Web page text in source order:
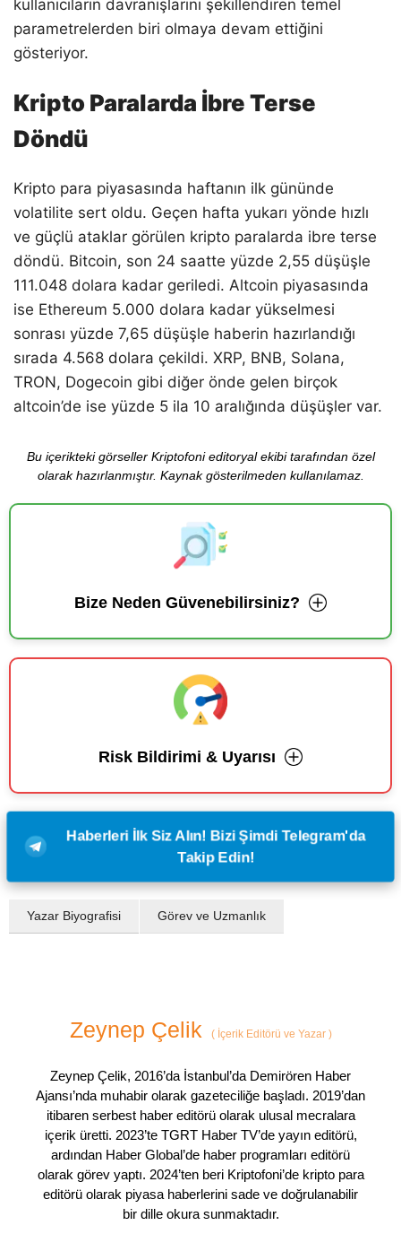
kullanıcıların davranışlarını şekillendiren temel
parametrelerden biri olmaya devam ettiğini
gösteriyor.
Kripto Paralarda İbre Terse
Döndü
Kripto para piyasasında haftanın ilk gününde
volatilite sert oldu. Geçen hafta yukarı yönde hızlı
ve güçlü ataklar görülen kripto paralarda ibre terse
döndü. Bitcoin, son 24 saatte yüzde 2,55 düşüşle
111.048 dolara kadar geriledi. Altcoin piyasasında
ise Ethereum 5.000 dolara kadar yükselmesi
sonrası yüzde 7,65 düşüşle haberin hazırlandığı
sırada 4.568 dolara çekildi. XRP, BNB, Solana,
TRON, Dogecoin gibi diğer önde gelen birçok
altcoin’de ise yüzde 5 ila 10 aralığında düşüşler var.
Bu içerikteki görseller Kriptofoni editoryal ekibi tarafından özel
olarak hazırlanmıştır. Kaynak gösterilmeden kullanılamaz.
Bize Neden Güvenebilirsiniz?
Risk Bildirimi & Uyarısı
Haberleri İlk Siz Alın! Bizi Şimdi Telegram'da
Takip Edin!
Yazar Biyografisi Görev ve Uzmanlık
Zeynep Çelik (İçerik Editörü ve Yazar )
Zeynep Çelik, 2016’da İstanbul’da Demirören Haber
Ajansı’nda muhabir olarak gazeteciliğe başladı. 2019’dan
itibaren serbest haber editörü olarak ulusal mecralara
içerik üretti. 2023’te TGRT Haber TV’de yayın editörü,
ardından Haber Global’de haber programları editörü
olarak görev yaptı. 2024’ten beri Kriptofoni’de kripto para
editörü olarak piyasa haberlerini sade ve doğrulanabilir
bir dille okura sunmaktadır.